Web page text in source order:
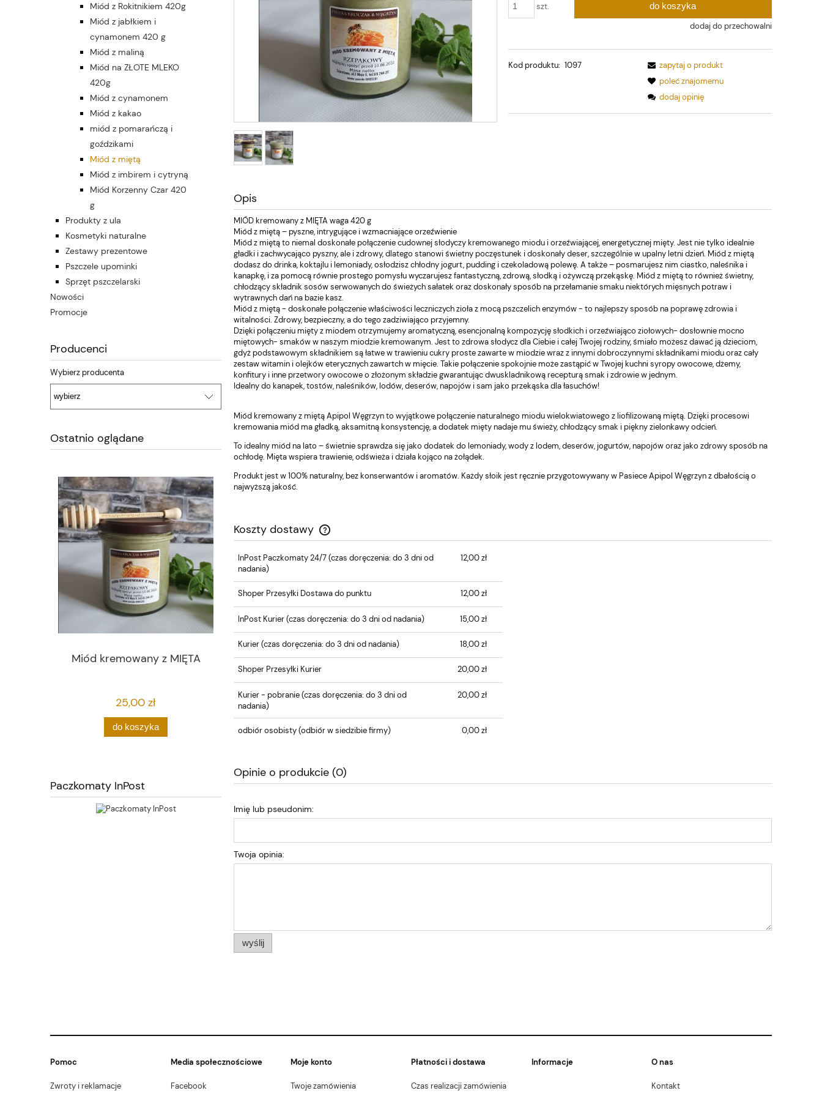
Miód z Rokitnikiem 420g
Miód z jabłkiem i
cynamonem 420 g
Miód z maliną
Miód na ZŁOTE MLEKO
420g
Miód z cynamonem
Miód z kakao
miód z pomarańczą i
goździkami
Miód z miętą
Miód z imbirem i cytryną
Miód Korzenny Czar 420
g
Produkty z ula
Kosmetyki naturalne
Zestawy prezentowe
Pszczele upominki
Sprzęt pszczelarski
Nowości
Promocje
Producenci
Wybierz producenta
Ostatnio oglądane
Miód kremowany z MIĘTA
25,00 zł
do koszyka
Paczkomaty InPost
szt.
do koszyka
dodaj do przechowalni
Kod produktu: 1097
zapytaj o produkt
poleć znajomemu
dodaj opinię
Opis
MIÓD kremowany z MIĘTA waga 420 g
Miód z miętą – pyszne, intrygujące i wzmacniające orzeźwienie
Miód z miętą to niemal doskonałe połączenie cudownej słodyczy kremowanego miodu i orzeźwiającej, energetycznej mięty. Jest nie tylko idealnie
gładki i zachwycająco pyszny, ale i zdrowy, dlatego stanowi świetny poczęstunek i doskonały deser, szczególnie w upalny letni dzień. Miód z miętą
dodasz do drinka, koktajlu i lemoniady, osłodzisz chłodny jogurt, pudding i czekoladową polewę. A także – posmarujesz nim ciastko, naleśnika i
kanapkę, i za pomocą równie prostego pomysłu wyczarujesz fantastyczną, zdrową, słodką i ożywczą przekąskę. Miód z miętą to również świetny,
chłodzący składnik sosów serwowanych do świeżych sałatek oraz doskonały sposób na przełamanie smaku niektórych mięsnych potraw i
wytrawnych dań na bazie kasz.
Miód z miętą - doskonałe połączenie właściwości leczniczych zioła z mocą pszczelich enzymów - to najlepszy sposób na poprawę zdrowia i
witalności. Zdrowy, bezpieczny, a do tego zadziwiająco przyjemny.
Dzięki połączeniu mięty z miodem otrzymujemy aromatyczną, esencjonalną kompozycję słodkich i orzeźwiająco ziołowych- dosłownie mocno
miętowych- smaków w naszym miodzie kremowanym. Jest to zdrowa słodycz dla Ciebie i całej Twojej rodziny, śmiało możesz dawać ją dzieciom,
gdyż podstawowym składnikiem są łatwe w trawieniu cukry proste zawarte w miodzie wraz z innymi dobroczynnymi składnikami miodu oraz cały
zestaw witamin i olejków eterycznych zawartch w mięcie. Takie połączenie spokojnie może zastąpić w Twojej kuchni syropy owocowe, dżemy,
konfitury i inne przetwory owocowe o złożonym składzie gwarantując dwuskladnikową recepturą smak i zdrowie w jednym.
Idealny do kanapek, tostów, naleśników, lodów, deserów, napojów i sam jako przekąska dla łasuchów!
Miód kremowany z miętą Apipol Węgrzyn to wyjątkowe połączenie naturalnego miodu wielokwiatowego z liofilizowaną miętą. Dzięki procesowi
kremowania miód ma gładką, aksamitną konsystencję, a dodatek mięty nadaje mu świeży, chłodzący smak i piękny zielonkawy odcień.
To idealny miód na lato – świetnie sprawdza się jako dodatek do lemoniady, wody z lodem, deserów, jogurtów, napojów oraz jako zdrowy sposób na
ochłodę. Mięta wspiera trawienie, odświeża i działa kojąco na żołądek.
Produkt jest w 100% naturalny, bez konserwantów i aromatów. Każdy słoik jest ręcznie przygotowywany w Pasiece Apipol Węgrzyn z dbałością o
najwyższą jakość.
Koszty dostawy
Cena nie zawiera ewentualnych kosztów
InPost Paczkomaty 24/7(czas doręczenia: do 3 dni od
nadania)
12,00 zł
Shoper Przesyłki Dostawa do punktu 12,00 zł
InPost Kurier(czas doręczenia: do 3 dni od nadania) 15,00 zł
Kurier(czas doręczenia: do 3 dni od nadania) 18,00 zł
Shoper Przesyłki Kurier 20,00 zł
Kurier - pobranie(czas doręczenia: do 3 dni od
nadania)
20,00 zł
odbiór osobisty(odbiór w siedzibie firmy) 0,00 zł
Opinie o produkcie (0)
Imię lub pseudonim:
Twoja opinia:
wyślij
Pomoc
Zwroty i reklamacje
Media społecznościowe
Facebook
Moje konto
Twoje zamówienia
Płatności i dostawa
Czas realizacji zamówienia
Informacje O nas
Kontakt